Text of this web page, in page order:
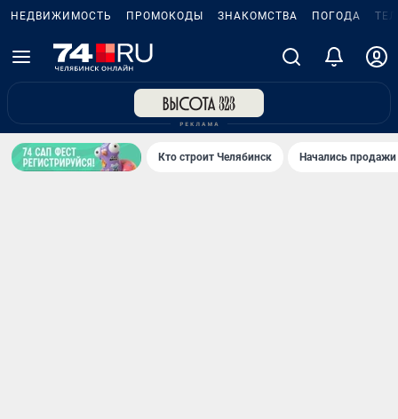
НЕДВИЖИМОСТЬ ПРОМОКОДЫ ЗНАКОМСТВА ПОГОДА
Кто строит Челябинск Начались продажи